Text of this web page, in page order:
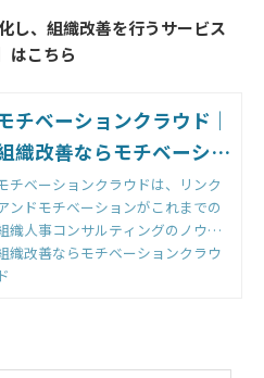
し、組織改善を行うサービス
はこちら
チベーションクラウド｜
織改善ならモチベーショ
クラウド
チベーションクラウドは、リンク
ンドモチベーションがこれまでの
織人事コンサルティングのノウハ
をもとに開発した国内初の組織改
善クラウドです。組織のモノサシ
。
織改善ならモチベーションクラウ
ド